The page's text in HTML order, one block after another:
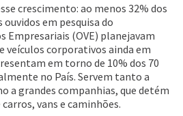
crescimento: ao menos 32% dos
em pesquisa do
Empresariais (OVE) planejavam
veículos corporativos ainda em
em torno de 10% dos 70
no País. Servem tanto a
a grandes companhias, que detém
vans e caminhões.